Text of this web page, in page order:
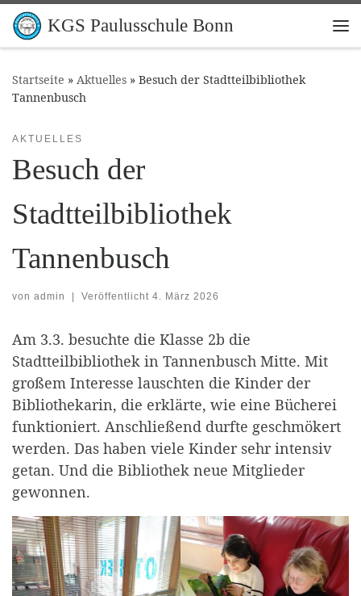
Zum Inhalt springen
KGS Paulusschule Bonn
Startseite » Aktuelles » Besuch der Stadtteilbibliothek
Tannenbusch
AKTUELLES
Besuch der
Stadtteilbibliothek
Tannenbusch
von admin Veröffentlicht 4. März 2026
Am 3.3. besuchte die Klasse 2b die
Stadtteilbibliothek in Tannenbusch Mitte. Mit
großem Interesse lauschten die Kinder der
Bibliothekarin, die erklärte, wie eine Bücherei
funktioniert. Anschließend durfte geschmökert
werden. Das haben viele Kinder sehr intensiv
getan. Und die Bibliothek neue Mitglieder
gewonnen.